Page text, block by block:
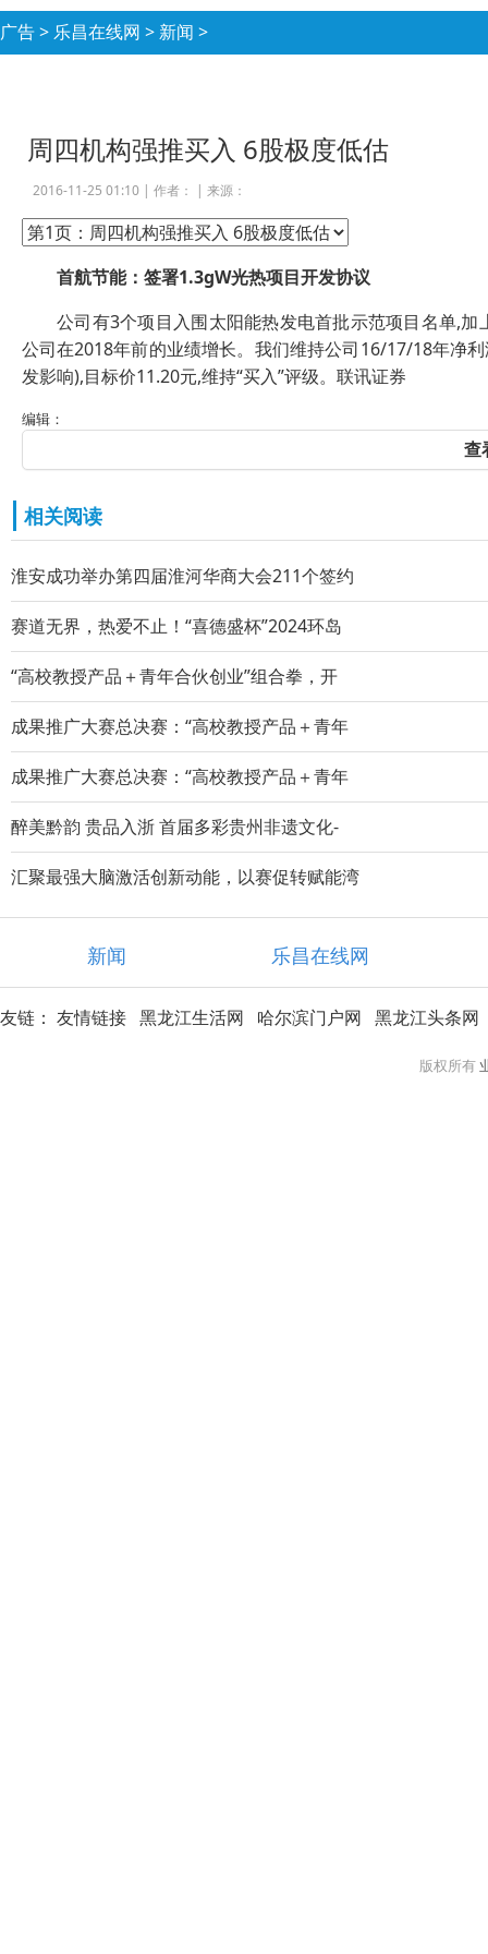
广告> 乐昌在线网 > 新闻 >
周四机构强推买入 6股极度低估
2016-11-25 01:10 | 作者： | 来源：
首航节能：签署1.3gW光热项目开发协议
公司有3个项目入围太阳能热发电首批示范项目名单,加
公司在2018年前的业绩增长。我们维持公司16/17/18年净
发影响),目标价11.20元,维持“买入”评级。联讯证券
编辑：
查
相关阅读
淮安成功举办第四届淮河华商大会211个签约
赛道无界，热爱不止！“喜德盛杯”2024环岛
“高校教授产品＋青年合伙创业”组合拳，开
成果推广大赛总决赛：“高校教授产品＋青年
成果推广大赛总决赛：“高校教授产品＋青年
醉美黔韵 贵品入浙 首届多彩贵州非遗文化-
汇聚最强大脑激活创新动能，以赛促转赋能湾
新闻 乐昌在线网
友链： 友情链接 黑龙江生活网 哈尔滨门户网 黑龙江头条网
版权所有